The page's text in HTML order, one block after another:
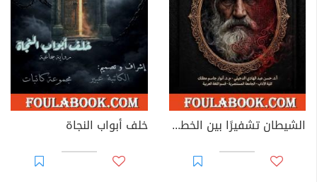
الشيطان تشفيرًا بين الخطاب الروائي العربي والغربي الحديث خلف أبواب النجاة